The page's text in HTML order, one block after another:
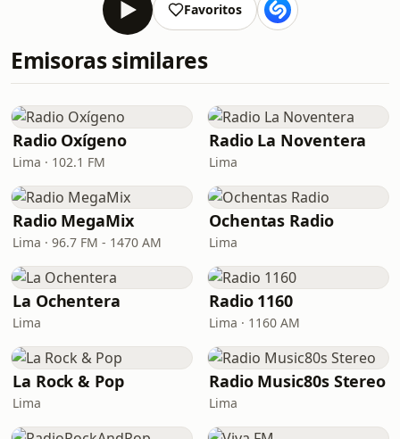
Favoritos
Emisoras similares
Radio Oxígeno
Lima · 102.1 FM
Radio La Noventera
Lima
Radio MegaMix
Lima · 96.7 FM - 1470 AM
Ochentas Radio
Lima
La Ochentera
Lima
Radio 1160
Lima · 1160 AM
La Rock & Pop
Lima
Radio Music80s Stereo
Lima